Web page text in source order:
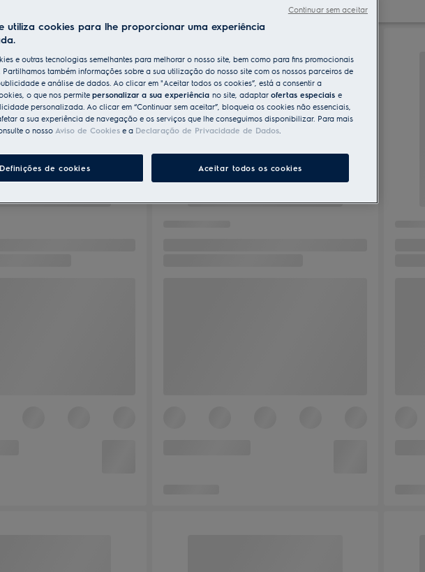
utiliza cookies para lhe proporcionar uma experiência
e outras tecnologias semelhantes para melhorar o nosso site, bem como para fins promocionais
Partilhamos também informações sobre a sua utilização do nosso site com os nossos parceiros de
e análise de dados. Ao clicar em "Aceitar todos os cookies”, está a consentir a
o que nos permite personalizar a sua experiência no site, adaptar ofertas especiais e
personalizada. Ao clicar em “Continuar sem aceitar”, bloqueia os cookies não essenciais,
a sua experiência de navegação e os serviços que lhe conseguimos disponibilizar. Para mais
o nosso Aviso de Cookies e a Declaração de Privacidade de Dados.
Definições de cookies Aceitar todos os cookies
Continuar sem aceitar